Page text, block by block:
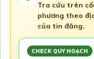
Tra cứu trên
phương theo
của tin đăng.
CHECK QUY HOẠCH